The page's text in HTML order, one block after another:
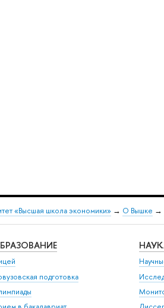
«Высшая школа экономики» → О Вышке →
подготовка